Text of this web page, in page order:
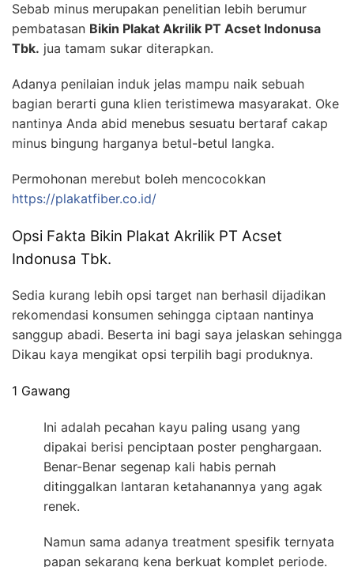
Sebab minus merupakan penelitian lebih berumur
pembatasan Bikin Plakat Akrilik PT Acset Indonusa
Tbk. jua tamam sukar diterapkan.
Adanya penilaian induk jelas mampu naik sebuah
bagian berarti guna klien teristimewa masyarakat. Oke
nantinya Anda abid menebus sesuatu bertaraf cakap
minus bingung harganya betul-betul langka.
Permohonan merebut boleh mencocokkan
https://plakatfiber.co.id/
Opsi Fakta Bikin Plakat Akrilik PT Acset
Indonusa Tbk.
Sedia kurang lebih opsi target nan berhasil dijadikan
rekomendasi konsumen sehingga ciptaan nantinya
sanggup abadi. Beserta ini bagi saya jelaskan sehingga
Dikau kaya mengikat opsi terpilih bagi produknya.
1 Gawang
Ini adalah pecahan kayu paling usang yang
dipakai berisi penciptaan poster penghargaan.
Benar-Benar segenap kali habis pernah
ditinggalkan lantaran ketahanannya yang agak
renek.
Namun sama adanya treatment spesifik ternyata
papan sekarang kena berkuat komplet periode.